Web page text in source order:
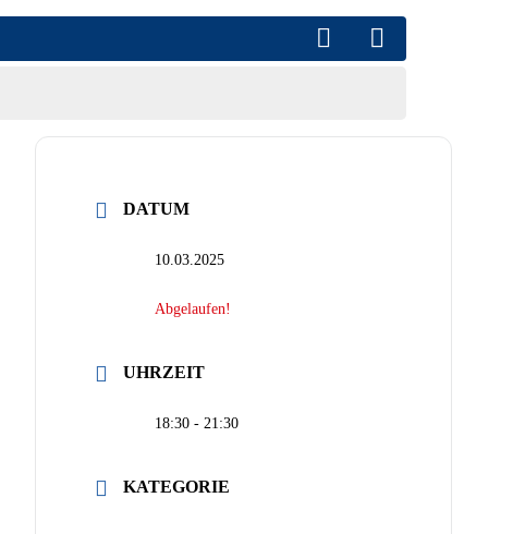
DATUM
10.03.2025
Abgelaufen!
UHRZEIT
18:30 - 21:30
KATEGORIE